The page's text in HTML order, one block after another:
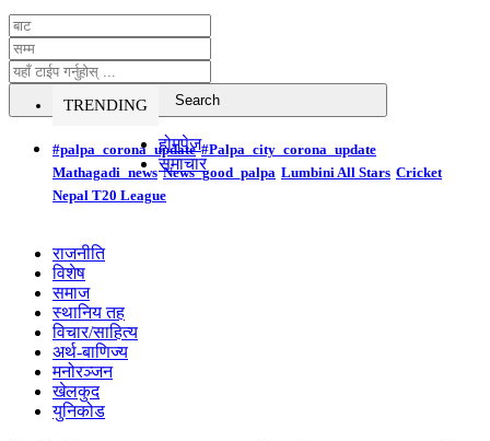
TRENDING
#palpa_corona_update #Palpa_city_corona_update
Mathagadi_news News_good_palpa Lumbini All Stars Cricket
Nepal T20 League
होमपेज
समाचार
राजनीति
विशेष
समाज
स्थानिय तह
विचार/साहित्य
अर्थ-बाणिज्य
मनोरञ्जन
खेलकुद
युनिकोड